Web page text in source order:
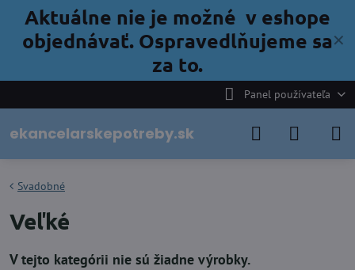
✕
Aktuálne nie je možné v eshope
objednávať. Ospravedlňujeme sa
za to.
Panel používateľa
ekancelarskepotreby.sk
Svadobné
Veľké